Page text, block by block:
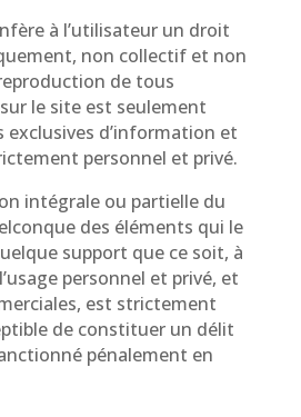
à l’utilisateur un droit
non collectif et non
de tous
le site est seulement
exclusives d’information et
personnel et privé.
intégrale ou partielle du
des éléments qui le
support que ce soit, à
personnel et privé, et
est strictement
de constituer un délit
pénalement en